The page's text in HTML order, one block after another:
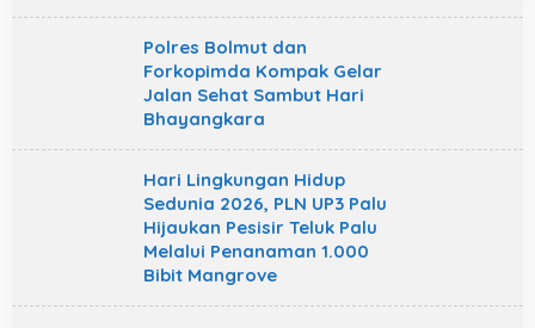
Polres Bolmut dan
Forkopimda Kompak Gelar
Jalan Sehat Sambut Hari
Bhayangkara
Hari Lingkungan Hidup
Sedunia 2026, PLN UP3 Palu
Hijaukan Pesisir Teluk Palu
Melalui Penanaman 1.000
Bibit Mangrove